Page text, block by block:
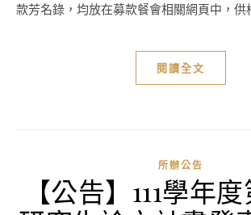
款芳名錄，均放在募款餐會相關網頁中，供
閱讀全文
所辦公告
【公告】111學年